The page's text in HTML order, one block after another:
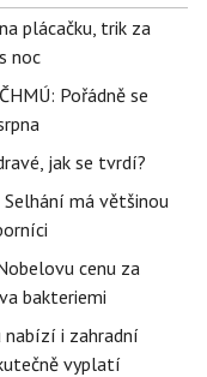
plácačku, trik za
noc
Pořádně se
jak se tvrdí?
má většinou
cenu za
bakteriemi
i zahradní
vyplatí